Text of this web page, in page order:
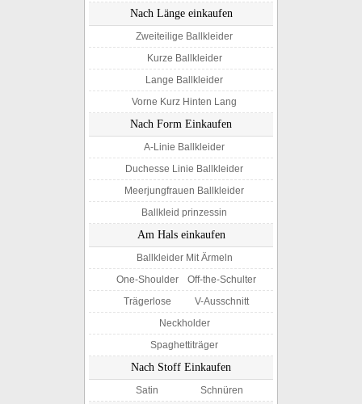
Nach Länge einkaufen
Zweiteilige Ballkleider
Kurze Ballkleider
Lange Ballkleider
Vorne Kurz Hinten Lang
Nach Form Einkaufen
A-Linie Ballkleider
Duchesse Linie Ballkleider
Meerjungfrauen Ballkleider
Ballkleid prinzessin
Am Hals einkaufen
Ballkleider Mit Ärmeln
One-Shoulder
Off-the-Schulter
Trägerlose
V-Ausschnitt
Neckholder
Spaghettiträger
Nach Stoff Einkaufen
Satin Schnüren